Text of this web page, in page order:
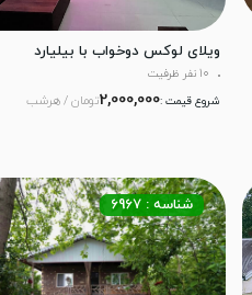
ویلای لوکس دوخواب با بیلیارد
10 نفر ظرفیت
شروع قیمت :2,000,000تومان / هرشب
شناسه : 6967